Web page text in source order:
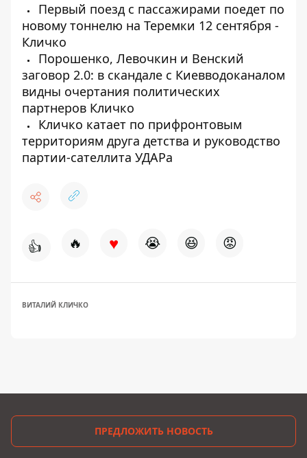
Первый поезд с пассажирами поедет по
новому тоннелю на Теремки 12 сентября -
Кличко
Порошенко, Левочкин и Венский
заговор 2.0: в скандале с Киевводоканалом
видны очертания политических
партнеров Кличко
Кличко катает по прифронтовым
территориям друга детства и руководство
партии-сателлита УДАРа
👍 🔥 ♥ 😭 😆 😡
ВИТАЛИЙ КЛИЧКО
ПРЕДЛОЖИТЬ НОВОСТЬ